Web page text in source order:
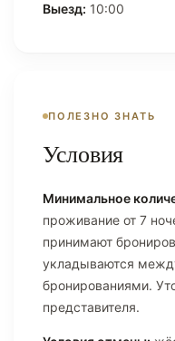
Выезд: 10:00
ПОЛЕЗНО ЗНАТЬ
Условия
Минимальное
проживание от 7
принимают
укладываются
бронированиями.
представителя.